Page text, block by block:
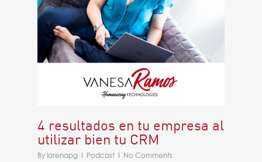
4 resultados en tu empresa al
utilizar bien tu CRM
By lorenapg Podcast No Comments